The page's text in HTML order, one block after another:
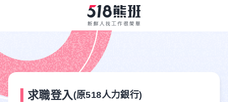
求職登入 (原518人力銀行)